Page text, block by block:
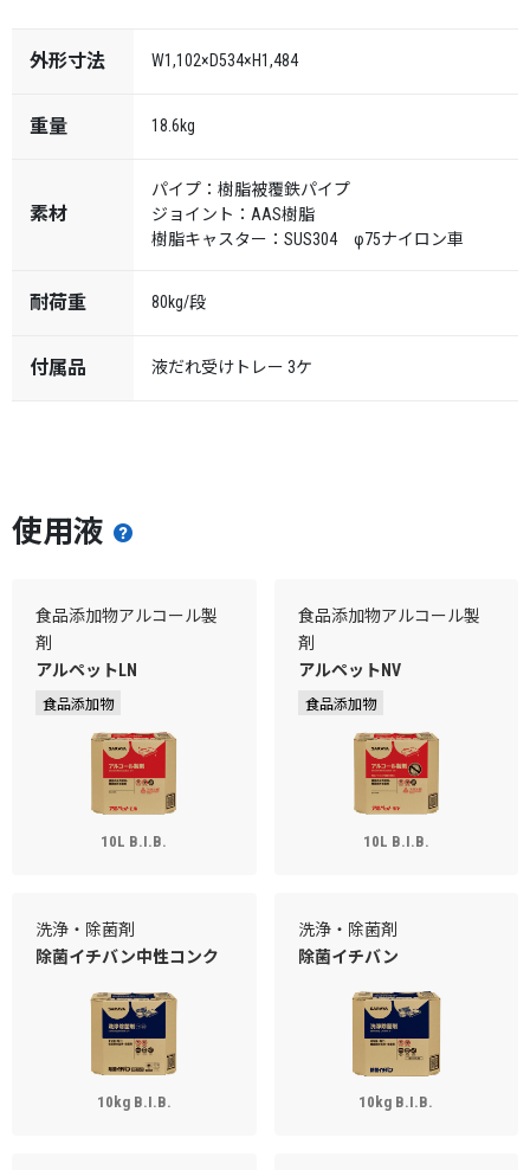
外形寸法 W1,102×D534×H1,484
重量 18.6kg
素材
パイプ：樹脂被覆鉄パイプ
ジョイント：AAS樹脂
樹脂キャスター：SUS304 φ75ナイロン車
耐荷重 80kg/段
付属品 液だれ受けトレー 3ケ
使用液
食品添加物アルコール製
剤
アルペットLN
食品添加物
10L B.I.B.
食品添加物アルコール製
剤
アルペットNV
食品添加物
10L B.I.B.
洗浄・除菌剤
除菌イチバン中性コンク
10kg B.I.B.
洗浄・除菌剤
除菌イチバン
10kg B.I.B.